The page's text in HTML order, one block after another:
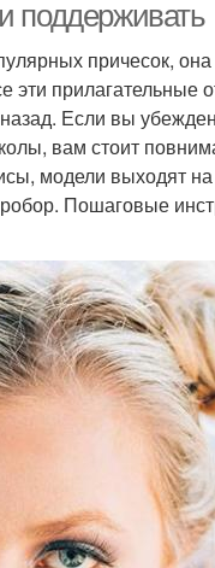
поддерживать
причесок, она
прилагательные
Если вы
вам стоит
модели выходят
Пошаговые